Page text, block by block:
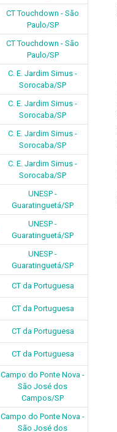
CT Touchdown - São
Paulo/SP
CT Touchdown - São
Paulo/SP
C. E. Jardim Simus -
Sorocaba/SP
C. E. Jardim Simus -
Sorocaba/SP
C. E. Jardim Simus -
Sorocaba/SP
C. E. Jardim Simus -
Sorocaba/SP
UNESP -
Guaratinguetá/SP
UNESP -
Guaratinguetá/SP
UNESP -
Guaratinguetá/SP
CT da Portuguesa
CT da Portuguesa
CT da Portuguesa
CT da Portuguesa
Campo do Ponte Nova -
São José dos
Campos/SP
Campo do Ponte Nova -
São José dos